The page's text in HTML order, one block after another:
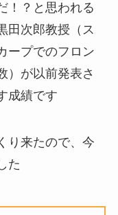
！？と思われる
田次郎教授（ス
ープでのフロン
）が以前発表さ
成績です
り来たので、今
た